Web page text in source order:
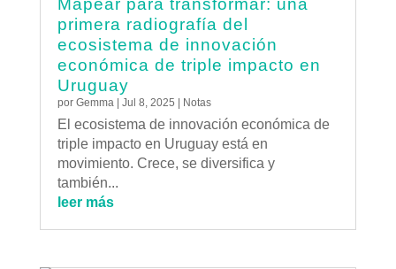
Mapear para transformar: una
primera radiografía del
ecosistema de innovación
económica de triple impacto en
Uruguay
por Gemma| Jul 8, 2025 Notas
El ecosistema de innovación económica de
triple impacto en Uruguay está en
movimiento. Crece, se diversifica y
también...
leer más